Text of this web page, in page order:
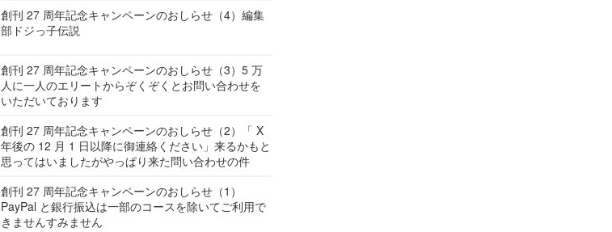
創刊 27 周年記念キャンペーンのおしらせ（4）編集
部ドジっ子伝説
創刊 27 周年記念キャンペーンのおしらせ（3）5 万
人に一人のエリートからぞくぞくとお問い合わせを
いただいております
創刊 27 周年記念キャンペーンのおしらせ（2）「 X
年後の 12 月 1 日以降に御連絡ください」来るかもと
思ってはいましたがやっぱり来た問い合わせの件
創刊 27 周年記念キャンペーンのおしらせ（1）
PayPal と銀行振込は一部のコースを除いてご利用で
きませんすみません